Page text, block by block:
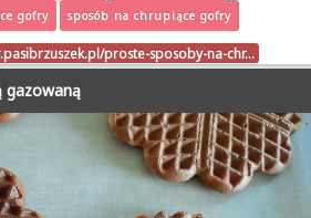
gofry
sposób na chrupiące gofry
proste-sposoby-na-chr…
gazowaną